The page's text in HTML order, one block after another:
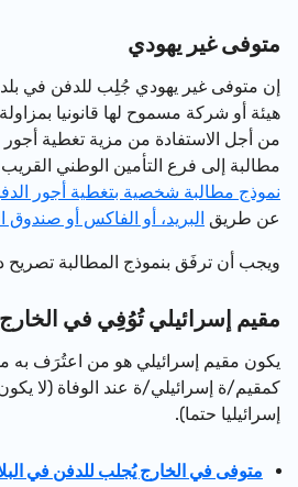
متوفى غير يهودي
إن متوفى غير يهودي جُلِب للدفن في بلدة/
هيئة أو شركة مسموح لها قانونيا
من أجل الاستفادة من مزية تغطية أجور
مطالبة إلى فرع التأمين الوطني
نموذج مطالبة شخصية بتغطية أجور الدفن
عن طريقالبريد، أو الفاكس أو صندوق
ويجب أن ترفَق بنموذج المطالبة تصريح
مقيم إسرائيلي تُوُفِي في الخارج
يكون مقيم إسرائيلي هو من اعتُرَف به من
كمقيم/ة إسرائيلي/ة عند الوفاة (لا
إسرائيليا حتما).
متوفى في الخارج يُجلب للدفن في البلاد